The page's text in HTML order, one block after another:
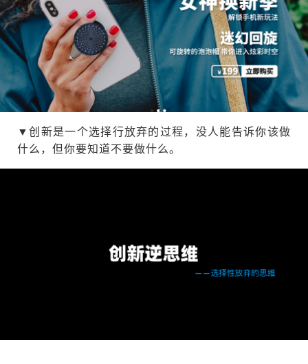
▼创新是一个选择行放弃的过程，没人能告诉你该做
什么，但你要知道不要做什么。